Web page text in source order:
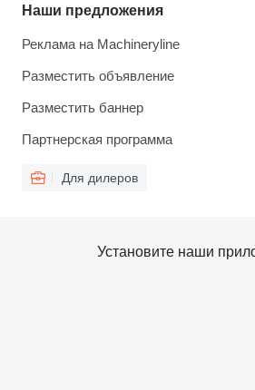
Наши предложения
Реклама на Machineryline
Разместить объявление
Разместить баннер
Партнерская программа
Для дилеров
Установите наши